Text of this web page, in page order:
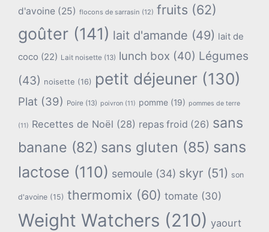
d'avoine (25) flocons de sarrasin (12) fruits (62)
goûter (141) lait d'amande (49)
lait de
coco (22) Lait noisette (13) lunch box (40) Légumes
(43) noisette (16) petit déjeuner (130)
Plat (39) Poire (13) poivron (11) pomme (19) pommes de terre
(11) Recettes de Noël (28) repas froid (26) sans
banane (82) sans gluten (85) sans
lactose (110) semoule (34) skyr (51) son
d'avoine (15) thermomix (60) tomate (30)
Weight Watchers (210) yaourt